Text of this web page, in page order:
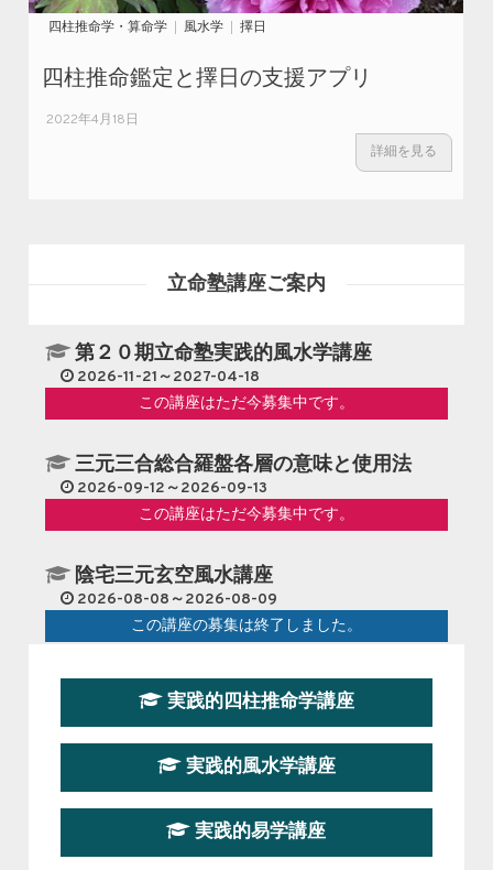
四柱推命学・算命学 風水学 擇日
四柱推命鑑定と擇日の支援アプリ
2022年4月18日
詳細を見る
立命塾講座ご案内
第２０期立命塾実践的風水学講座
2026-11-21～2027-04-18
この講座はただ今募集中です。
三元三合総合羅盤各層の意味と使用法
2026-09-12～2026-09-13
この講座はただ今募集中です。
陰宅三元玄空風水講座
2026-08-08～2026-08-09
この講座の募集は終了しました。
第１９期立命塾『実践的易学講座』
2026-08-22～2026-10-25
第19期立命塾実践的四柱推命学講座
2026-03-20～2026-07-19
実践的四柱推命学講座
実践的風水学講座
実践的易学講座